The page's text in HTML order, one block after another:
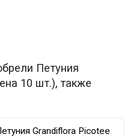
Петуния
10 шт.), также
Grandiflora Picotee